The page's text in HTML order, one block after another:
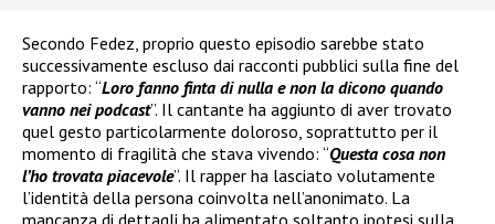
Secondo Fedez, proprio questo episodio sarebbe stato
successivamente escluso dai racconti pubblici sulla fine del
rapporto: “Loro fanno finta di nulla e non la dicono quando
vanno nei podcast”. Il cantante ha aggiunto di aver trovato
quel gesto particolarmente doloroso, soprattutto per il
momento di fragilità che stava vivendo: “Questa cosa non
l’ho trovata piacevole”. Il rapper ha lasciato volutamente
l’identità della persona coinvolta nell’anonimato. La